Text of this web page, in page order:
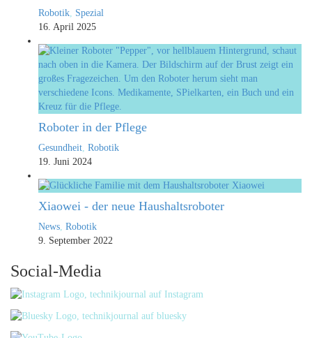
Robotik Spezial
16. April 2025
Roboter in der Pflege
Gesundheit Robotik
19. Juni 2024
Xiaowei - der neue Haushaltsroboter
News, Robotik
9. September 2022
Social-Media